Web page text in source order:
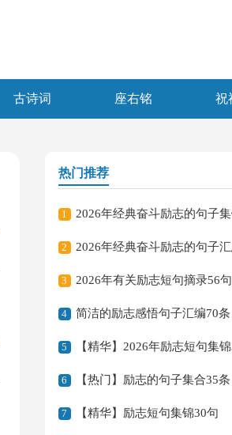
古诗词 座右铭 祝
热门推荐
1 2026年经典奋斗励志的句子
2 2026年经典奋斗励志的句子
3 2026年有关励志短句摘录56句
4 简洁的励志感悟句子汇编70条
5 【精华】2026年励志短句集
6 【热门】励志的句子集合35条
7 【精华】励志短句集锦30句